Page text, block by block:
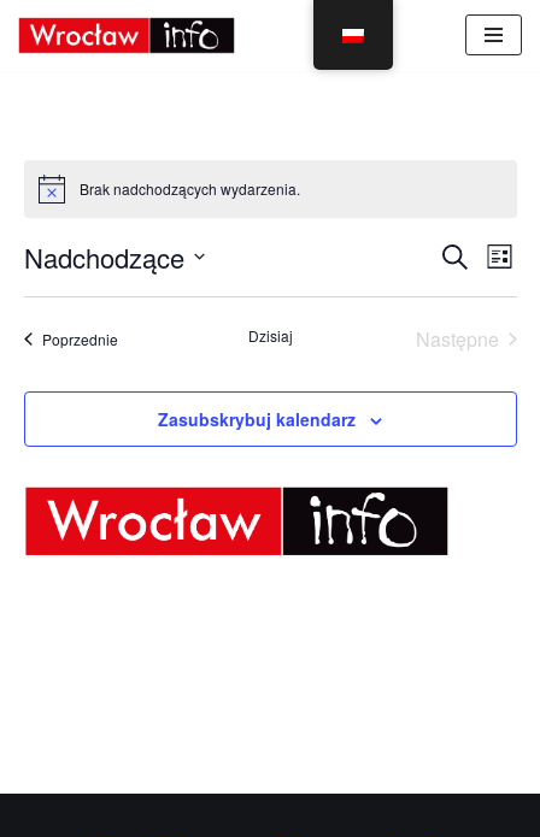
Brak nadchodzących wydarzenia.
and
Views
SzukajLista
Nadchodzące
PoprzednieWydarzenia Dzisiaj
Następne
Zasubskrybuj kalendarz